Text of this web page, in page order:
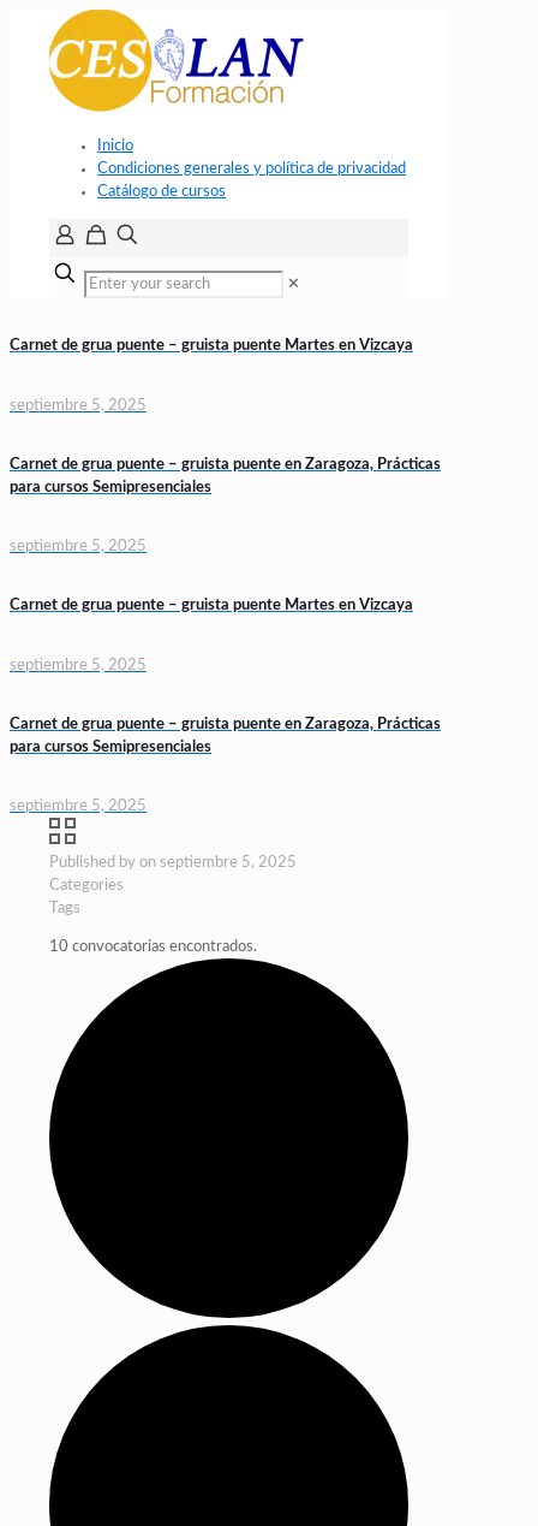
Inicio
Condiciones generales y política de privacidad
Catálogo de cursos
✕
Carnet de grua puente – gruista puente Martes en Vizcaya
septiembre 5, 2025
Carnet de grua puente – gruista puente en Zaragoza, Prácticas
para cursos Semipresenciales
septiembre 5, 2025
Carnet de grua puente – gruista puente Martes en Vizcaya
septiembre 5, 2025
Carnet de grua puente – gruista puente en Zaragoza, Prácticas
para cursos Semipresenciales
septiembre 5, 2025
Published by on septiembre 5, 2025
Categories
Tags
10 convocatorias encontrados.